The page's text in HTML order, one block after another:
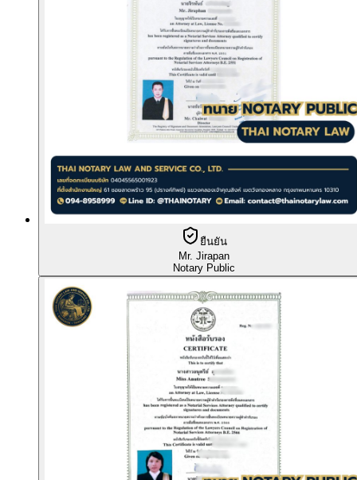
ยืนยัน
Mr. Jirapan
Notary Public